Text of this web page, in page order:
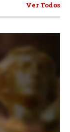
Ver Todos
381 Articulos